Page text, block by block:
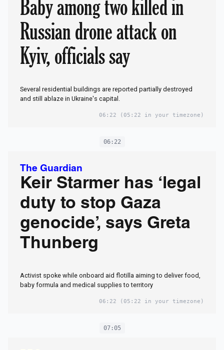
Baby among two killed in
Russian drone attack on
Kyiv, officials say
Several residential buildings are reported partially destroyed
and still ablaze in Ukraine's capital.
06:22 (05:22 in your timezone)
06:22
The Guardian
Keir Starmer has ‘legal
duty to stop Gaza
genocide’, says Greta
Thunberg
Activist spoke while onboard aid flotilla aiming to deliver food,
baby formula and medical supplies to territory
06:22 (05:22 in your timezone)
07:05